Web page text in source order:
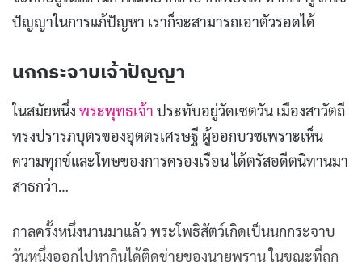
ปัญญาในการแก้ปัญหา เราก็จะสามารถเอาตัวรอดได้
นกกระจาบเจ้าปัญญา
ในสมัยหนึ่ง พระพุทธเจ้า ประทับอยู่วัดเชตวัน เมืองสาวัตถี
ทรงปรารภบุตรของอุตตรเศรษฐี ผู้ออกบวชเพราะเห็น
ความทุกข์และโทษของการครองเรือน ได้ตรัสอดีตนิทานมา
สาธกว่า…
กาลครั้งหนึ่งนานมาแล้ว พระโพธิสัตว์เกิดเป็นนกกระจาบ
วันหนึ่งออกไปหากินได้ติดข่ายของนายพราน ในขณะที่ถูก